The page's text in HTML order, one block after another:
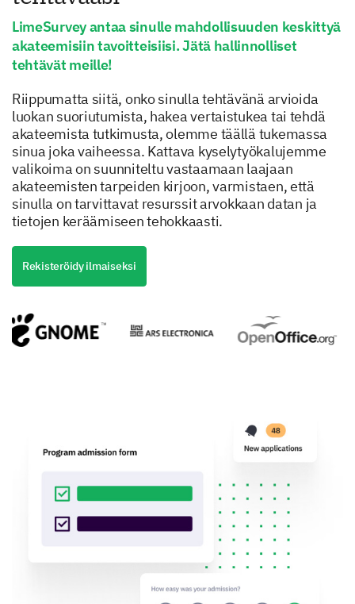
LimeSurvey antaa sinulle mahdollisuuden keskittyä
akateemisiin tavoitteisiisi. Jätä hallinnolliset
tehtävät meille!
Riippumatta siitä, onko sinulla tehtävänä arvioida
luokan suoriutumista, hakea vertaistukea tai tehdä
akateemista tutkimusta, olemme täällä tukemassa
sinua joka vaiheessa. Kattava kyselytyökalujemme
valikoima on suunniteltu vastaamaan laajaan
akateemisten tarpeiden kirjoon, varmistaen, että
sinulla on tarvittavat resurssit arvokkaan datan ja
tietojen keräämiseen tehokkaasti.
Rekisteröidy ilmaiseksi